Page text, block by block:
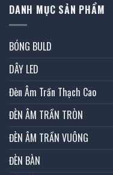
DANH MỤC SẢN PHẨM
BÓNG BULD
DÂY LED
Đèn Âm Trần Thạch Cao
ĐÈN ÂM TRẦN TRÒN
ĐÈN ÂM TRẦN VUÔNG
ĐÈN BÀN